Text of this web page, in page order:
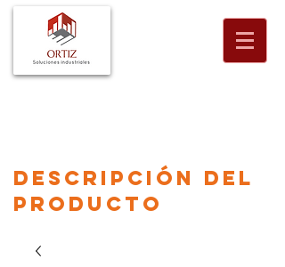
descripción
del
producto